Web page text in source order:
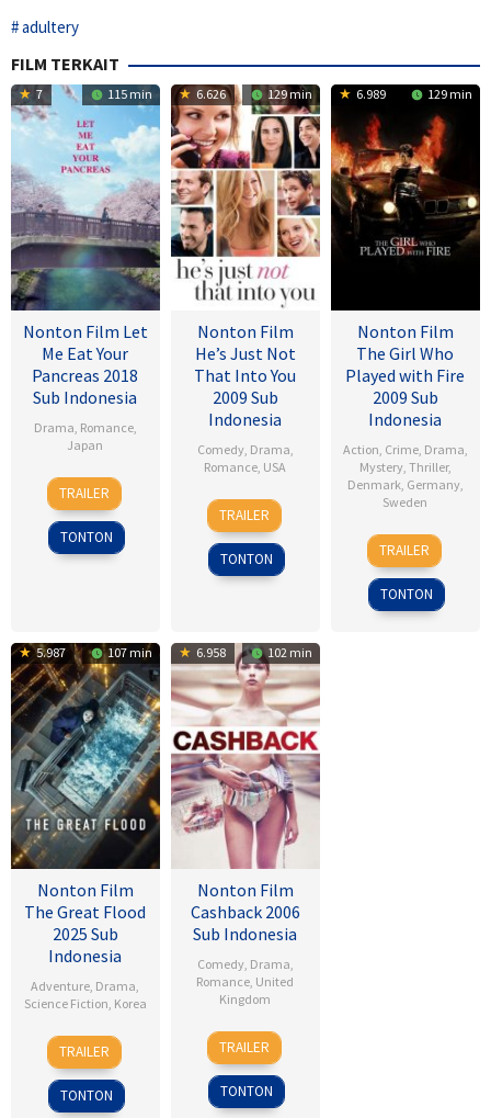
adultery
FILM TERKAIT
7 115 min
Nonton Film Let
Me Eat Your
Pancreas 2018
Sub Indonesia
Drama, Romance,
Japan
28
Jul
2017
Sho
Tsukikawa
TRAILER
TONTON
6.626 129 min
Nonton Film
He’s Just Not
That Into You
2009 Sub
Indonesia
Comedy, Drama,
Romance, USA
6
Feb
2009
Ken
Kwapis
TRAILER
TONTON
6.989 129 min
Nonton Film
The Girl Who
Played with Fire
2009 Sub
Indonesia
Action, Crime, Drama,
Mystery, Thriller,
Denmark, Germany,
Sweden
18
Sep
2009
Daniel
Alfredson
TRAILER
TONTON
5.987 107 min
Nonton Film
The Great Flood
2025 Sub
Indonesia
Adventure, Drama,
Science Fiction, Korea
18
Sep
2025
Kim
Byung-
woo
TRAILER
TONTON
6.958 102 min
Nonton Film
Cashback 2006
Sub Indonesia
Comedy, Drama,
Romance, United
Kingdom
17
Jan
2007
Sean
Ellis
TRAILER
TONTON